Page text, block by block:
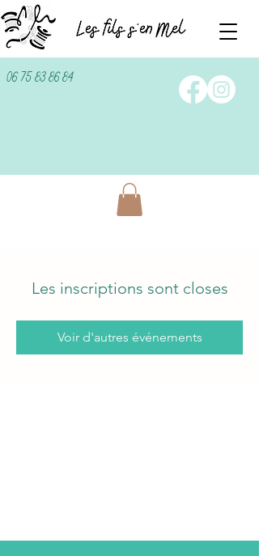
06 75 83 86 84
Les inscriptions sont closes
Voir d'autres événements